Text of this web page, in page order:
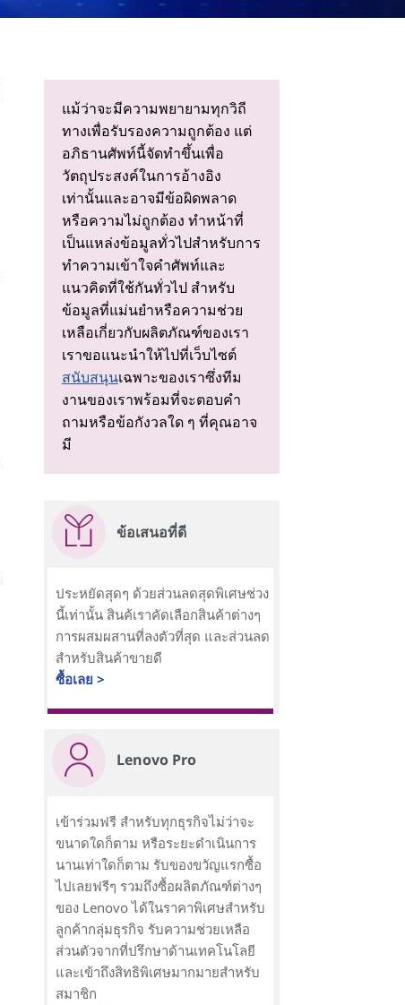
แม้ว่าจะมีความพยายามทุกวิถี
ทางเพื่อรับรองความถูกต้อง แต่
อภิธานศัพท์นี้จัดทําขึ้นเพื่อ
วัตถุประสงค์ในการอ้างอิง
เท่านั้นและอาจมีข้อผิดพลาด
หรือความไม่ถูกต้อง ทําหน้าที่
เป็นแหล่งข้อมูลทั่วไปสําหรับการ
ทําความเข้าใจคําศัพท์และ
แนวคิดที่ใช้กันทั่วไป สําหรับ
ข้อมูลที่แม่นยําหรือความช่วย
เหลือเกี่ยวกับผลิตภัณฑ์ของเรา
เราขอแนะนําให้ไปที่เว็บไซต์
สนับสนุนเฉพาะของเราซึ่งทีม
งานของเราพร้อมที่จะตอบคํา
ถามหรือข้อกังวลใด ๆ ที่คุณอาจ
มี
ข้อเสนอที่ดี
ประหยัดสุดๆ ด้วยส่วนลดสุดพิเศษช่วง
นี้เท่านั้น สินค้เราคัดเลือกสินค้าต่างๆ
การผสมผสานที่ลงตัวที่สุด และส่วนลด
สำหรับสินค้าขายดี
ซื้อเลย >
Lenovo Pro
เข้าร่วมฟรี สำหรับทุกธุรกิจไม่ว่าจะ
ขนาดใดก็ตาม หรือระยะดำเนินการ
นานเท่าใดก็ตาม รับของขวัญแรกซื้อ
ไปเลยฟรีๆ รวมถึงซื้อผลิตภัณฑ์ต่างๆ
ของ Lenovo ได้ในราคาพิเศษสำหรับ
ลูกค้ากลุ่มธุรกิจ รับความช่วยเหลือ
ส่วนตัวจากที่ปรึกษาด้านเทคโนโลยี
และเข้าถึงสิทธิพิเศษมากมายสำหรับ
สมาชิก